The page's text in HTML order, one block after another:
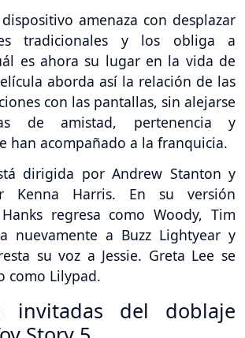
amenaza con desplazar
tradicionales y los obliga a
es ahora su lugar en la vida de
aborda así la relación de las
con las pantallas, sin alejarse
de amistad, pertenencia y
han acompañado a la franquicia.
dirigida por Andrew Stanton y
Kenna Harris. En su versión
regresa como Woody, Tim
nuevamente a Buzz Lightyear y
su voz a Jessie. Greta Lee se
como Lilypad.
invitadas del doblaje